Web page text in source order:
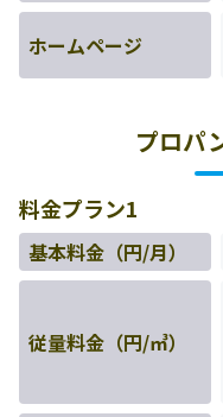
ホームページ
プロパ
料金プラン1
基本料金（円/月）
従量料金（円/㎥）